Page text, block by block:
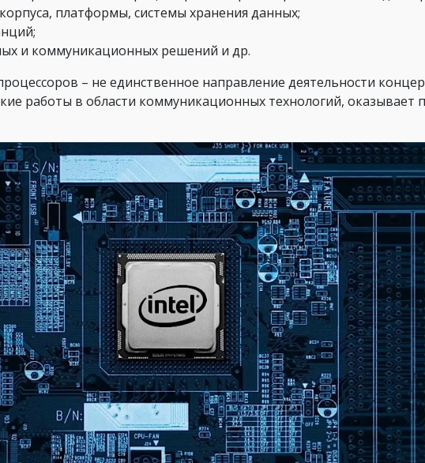
платформы, системы хранения данных;
и коммуникационных решений и др.
– не единственное направление деятельности
работы в области коммуникационных технологий,